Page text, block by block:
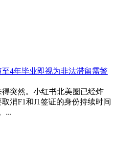
4年毕业即视为非法滞留需警
突然。小红书北美圈已经炸
消F1和J1签证的身份持续时间
...